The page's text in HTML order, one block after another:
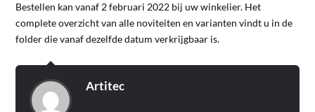
Bestellen kan vanaf 2 februari 2022 bij uw winkelier. Het
complete overzicht van alle noviteiten en varianten vindt u in de
folder die vanaf dezelfde datum verkrijgbaar is.
Artitec